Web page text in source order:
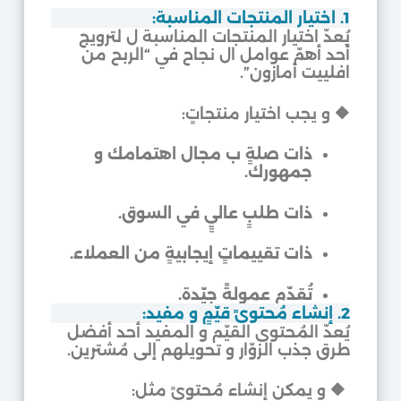
1. اختيار المنتجات المناسبة:
يُعدّ اختيار المنتجات المناسبة ل لترويج
أحد أهمّ عوامل ال نجاح في “الربح من
افلييت أمازون”.
🔶 و يجب اختيار منتجاتٍ:
ذات صلةٍ ب مجال اهتمامك و
جمهورك.
ذات طلبٍ عاليٍ في السوق.
ذات تقييماتٍ إيجابيةٍ من العملاء.
تُقدّم عمولةً جيّدة.
2. إنشاء مُحتوىً قيّمٍ و مفيد:
يُعدّ المُحتوى القيّم و المفيد أحد أفضل
طرق جذب الزوّار و تحويلهم إلى مُشترين.
🔶 و يمكن إنشاء مُحتوىً مثل: